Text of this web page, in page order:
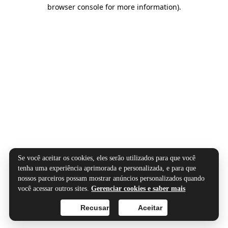
browser console for more information).
Se você aceitar os cookies, eles serão utilizados para que você
tenha uma experiência aprimorada e personalizada, e para que
nossos parceiros possam mostrar anúncios personalizados quando
você acessar outros sites.Gerenciar cookies e saber mais
Aceitar
Recusar